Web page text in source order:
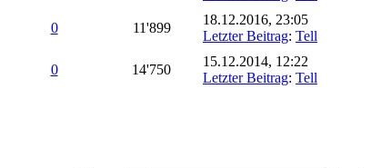
0 11'899
18.12.2016, 23:05
Letzter Beitrag: Tell
0 14'750
15.12.2014, 12:22
Letzter Beitrag: Tell